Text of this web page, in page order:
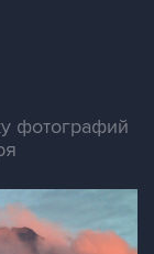
фотографий